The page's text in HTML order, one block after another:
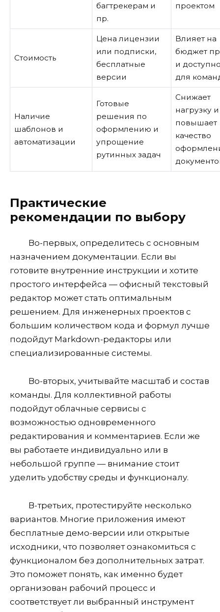
багтрекерам и
пр.
проектом
Стоимость
Цена лицензии
или подписки,
бесплатные
версии
Влияет на
бюджет
и
для
Наличие
шаблонов и
автоматизации
Готовые
решения по
оформлению и
упрощение
рутинных задач
Снижает
нагрузку и
повышает
качество
Практические
рекомендации по выбору
Во-первых, определитесь с основным
назначением документации. Если вы
готовите внутренние инструкции и хотите
простого интерфейса — офисный текстовый
редактор может стать оптимальным
решением. Для инженерных проектов с
большим количеством кода и формул лучше
подойдут Markdown-редакторы или
специализированные системы.
Во-вторых, учитывайте масштаб и состав
команды. Для коллективной работы
подойдут облачные сервисы с
возможностью одновременного
редактирования и комментариев. Если же
вы работаете индивидуально или в
небольшой группе — внимание стоит
уделить удобству среды и функционалу.
В-третьих, протестируйте несколько
вариантов. Многие приложения имеют
бесплатные демо-версии или открытые
исходники, что позволяет ознакомиться с
функционалом без дополнительных затрат.
Это поможет понять, как именно будет
организован рабочий процесс и
соответствует ли выбранный инструмент